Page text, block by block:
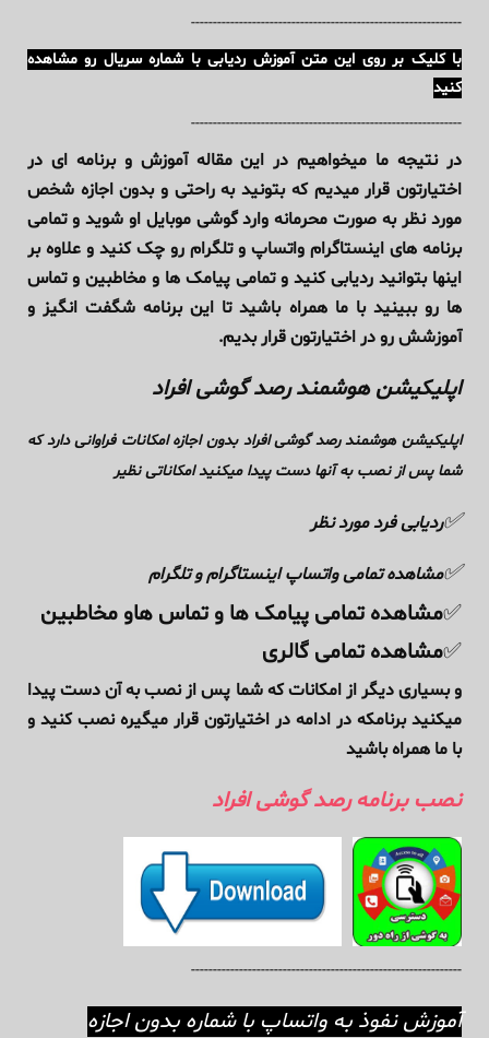
--------------------------------------------------------------
با کلیک بر روی این متن آموزش ردیابی با شماره سریال رو مشاهده
کنید
--------------------------------------------------------------
در نتیجه ما میخواهیم در این مقاله آموزش و برنامه ای در
اختیارتون قرار میدیم که بتونید به راحتی و بدون اجازه شخص
مورد نظر به صورت محرمانه وارد گوشی موبایل او شوید و تمامی
برنامه های اینستاگرام واتساپ و تلگرام رو چک کنید و علاوه بر
اینها بتوانید ردیابی کنید و تمامی پیامک ها و مخاطبین و تماس
ها رو ببینید با ما همراه باشید تا این برنامه شگفت انگیز و
آموزشش رو در اختیارتون قرار بدیم.
اپلیکیشن هوشمند رصد گوشی افراد
اپلیکیشن هوشمند رصد گوشی افراد بدون اجازه امکانات فراوانی دارد که
شما پس از نصب به آنها دست پیدا میکنید امکاناتی نظیر
✅ردیابی فرد مورد نظر
✅مشاهده تمامی واتساپ اینستاگرام و تلگرام
✅مشاهده تمامی پیامک ها و تماس هاو مخاطبین
✅مشاهده تمامی گالری
و بسیاری دیگر از امکانات که شما پس از نصب به آن دست پیدا
میکنید برنامکه در ادامه در اختیارتون قرار میگیره نصب کنید و
با ما همراه باشید
نصب برنامه رصد گوشی افراد
--------------------------------------------------------------
آموزش نفوذ به واتساپ با شماره بدون اجازه